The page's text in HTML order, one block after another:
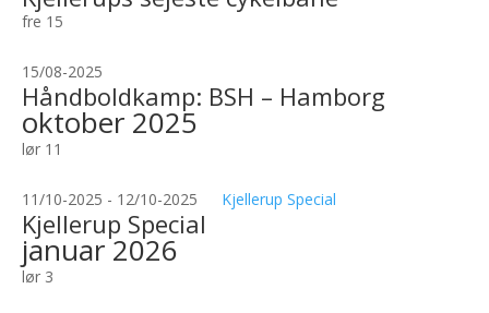
fre 15
15/08-2025
Håndboldkamp: BSH – Hamborg
oktober 2025
lør 11
11/10-2025 - 12/10-2025 Kjellerup Special
Kjellerup Special
januar 2026
lør 3